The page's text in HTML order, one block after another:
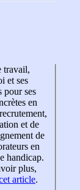
travail,
et ses
pour ses
en
et de
de
en
handicap.
plus,
article.